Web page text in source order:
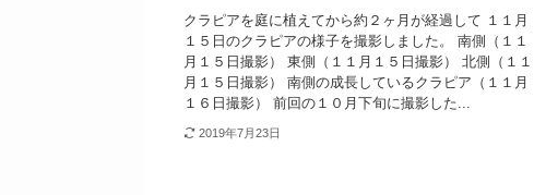
クラピアを庭に植えてから約２ヶ月が経過して １１月
１５日のクラピアの様子を撮影しました。 南側（１１
月１５日撮影） 東側（１１月１５日撮影） 北側（１１
月１５日撮影） 南側の成長しているクラピア（１１月
１６日撮影） 前回の１０月下旬に撮影した...
2019年7月23日